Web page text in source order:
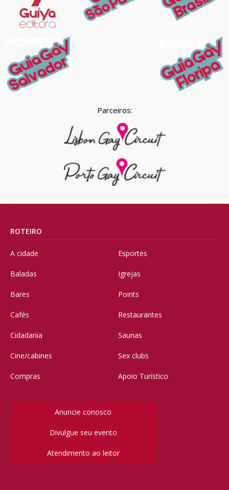
Parceiros:
ROTEIRO
A cidade
Baladas
Bares
Cafés
Cidadania
Cine/cabines
Compras
Esportes
Igrejas
Points
Restaurantes
Saunas
Sex clubs
Apoio Turístico
Anuncie conosco
Divulgue seu evento
Atendimento ao leitor